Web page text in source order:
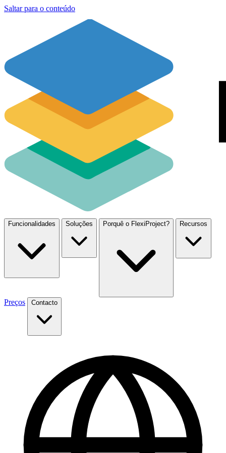
Saltar para o conteúdo
Funcionalidades Soluções Porquê o FlexiProject? Recursos
Preços Contacto